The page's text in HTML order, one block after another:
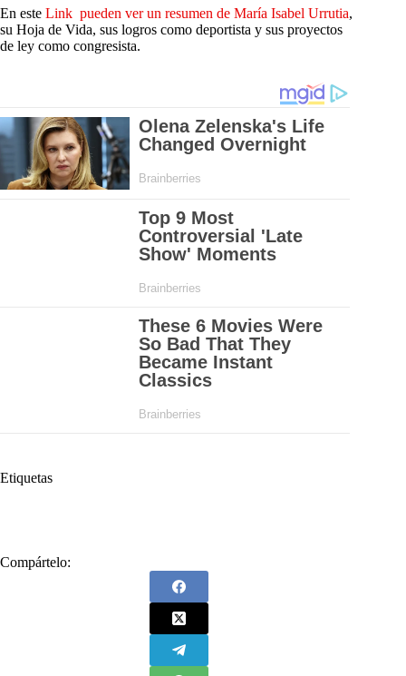
En este Link pueden ver un resumen de María Isabel Urrutia,
su Hoja de Vida, sus logros como deportista y sus proyectos
de ley como congresista.
Etiquetas
Compártelo: